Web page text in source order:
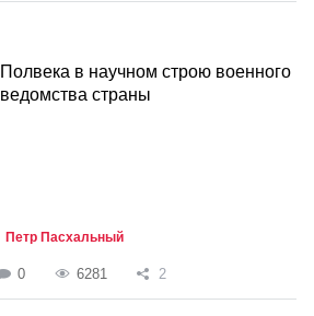
Полвека в научном строю военного
ведомства страны
Петр Пасхальный
0 6281 2